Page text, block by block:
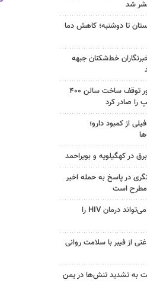
تا دوشنبه؛ کاهش دما
خط‌شکنان جبهه
دادگاه آمریکا دستور توقف ساخت سالن ۴۰۰
را صادر کرد
از کمبود دارو؛
در کهگیلویه و بویراحمد
در پاسخ به حمله اخیر
مطرح است
قرص آزمایشی که می‌تواند درمان HIV را
از فیبر با سلامت روانی
به تشدید تنش‌ها در یمن